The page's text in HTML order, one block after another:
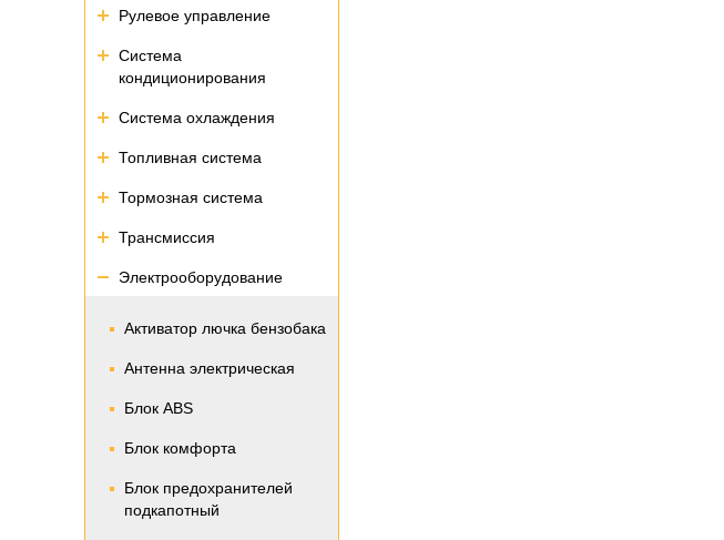
Рулевое управление
Система
кондиционирования
Система охлаждения
Топливная система
Тормозная система
Трансмиссия
Электрооборудование
Активатор лючка бензобака
Антенна электрическая
Блок ABS
Блок комфорта
Блок предохранителей
подкапотный